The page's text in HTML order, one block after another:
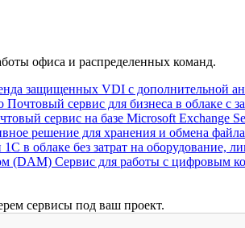
офиса и распределенных команд.
защищенных VDI с дополнительной
Почтовый сервис для бизнеса в облаке с
сервис на базе Microsoft Exchange
решение для хранения и обмена
в облаке без затрат на оборудование,
(DAM) Сервис для работы с цифровым
сервисы под ваш проект.